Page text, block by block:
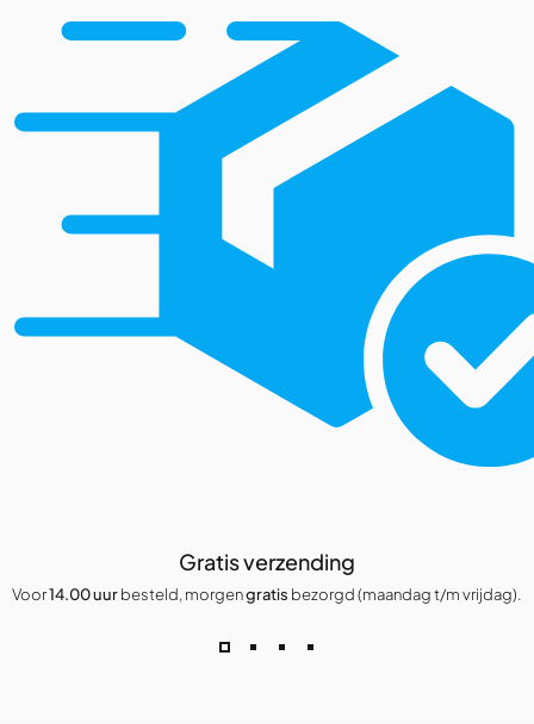
Gratis verzending
Voor14.00 uurbesteld, morgengratis bezorgd (maandag t/m vrijdag).